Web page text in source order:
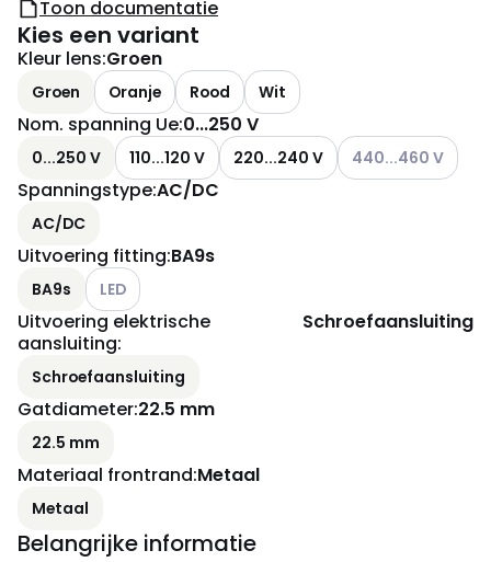
Toon documentatie
Kies een variant
Kleur lens:Groen
Groen Oranje Rood Wit
Nom. spanning Ue:0...250 V
0...250 V 110...120 V 220...240 V Andere varianten
440...460 V
Spanningstype:AC/DC
AC/DC
Uitvoering fitting:BA9s
BA9s Andere varianten (Huidige combinatie niet mogelijk)
LED
Uitvoering elektrische
aansluiting:
Schroefaansluiting
Schroefaansluiting
Gatdiameter:22.5 mm
22.5 mm
Materiaal frontrand:Metaal
Metaal
Belangrijke informatie